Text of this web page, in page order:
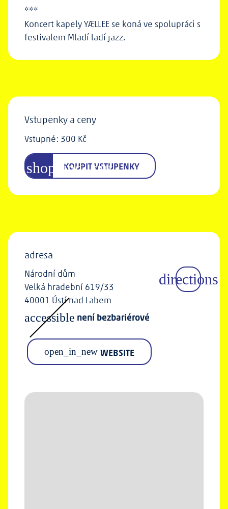
***
Koncert kapely YÆLLEE se koná ve spolupráci s
festivalem Mladí ladí jazz.
Vstupenky a ceny
Vstupné: 300 Kč
KOUPIT VSTUPENKY
adresa
Národní dům
Velká hradební 619/33
40001 Ústí nad Labem
accessible není bezbariérové
open_in_new WEBSITE